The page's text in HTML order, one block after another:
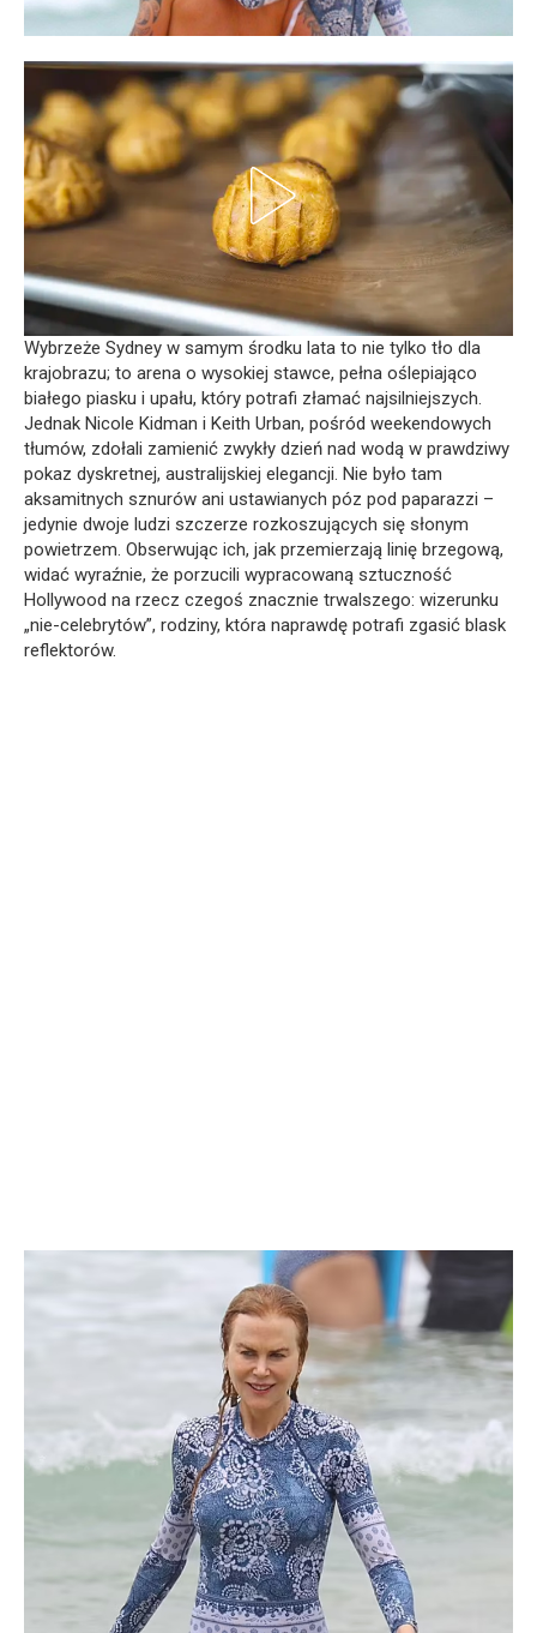
Wybrzeże Sydney w samym środku lata to nie tylko tło dla
krajobrazu; to arena o wysokiej stawce, pełna oślepiająco
białego piasku i upału, który potrafi złamać najsilniejszych.
Jednak Nicole Kidman i Keith Urban, pośród weekendowych
tłumów, zdołali zamienić zwykły dzień nad wodą w prawdziwy
pokaz dyskretnej, australijskiej elegancji. Nie było tam
aksamitnych sznurów ani ustawianych póz pod paparazzi –
jedynie dwoje ludzi szczerze rozkoszujących się słonym
powietrzem. Obserwując ich, jak przemierzają linię brzegową,
widać wyraźnie, że porzucili wypracowaną sztuczność
Hollywood na rzecz czegoś znacznie trwalszego: wizerunku
„nie-celebrytów”, rodziny, która naprawdę potrafi zgasić blask
reflektorów.